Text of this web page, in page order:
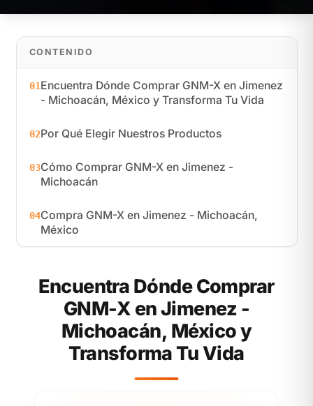
CONTENIDO
01Encuentra Dónde Comprar GNM-X en Jimenez
- Michoacán, México y Transforma Tu Vida
02Por Qué Elegir Nuestros Productos
03Cómo Comprar GNM-X en Jimenez -
Michoacán
04Compra GNM-X en Jimenez - Michoacán,
México
Encuentra Dónde Comprar
GNM-X en Jimenez -
Michoacán, México y
Transforma Tu Vida